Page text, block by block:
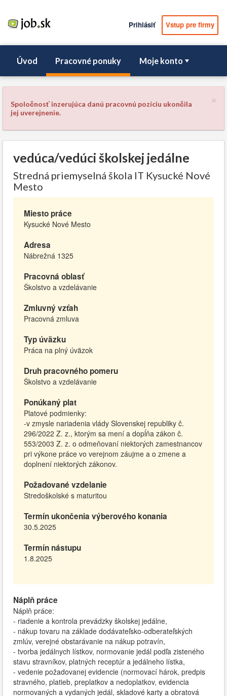
Prihlásiť Vstup pre firmy
Úvod Pracovné ponuky Moje konto
×
Spoločnosť inzerujúca danú pracovnú pozíciu ukončila
jej uverejnenie.
vedúca/vedúci školskej jedálne
Stredná priemyselná škola IT Kysucké Nové
Mesto
Miesto práce
Kysucké Nové Mesto
Adresa
Nábrežná 1325
Pracovná oblasť
Školstvo a vzdelávanie
Zmluvný vzťah
Pracovná zmluva
Typ úväzku
Práca na plný úväzok
Druh pracovného pomeru
Školstvo a vzdelávanie
Ponúkaný plat
Platové podmienky:
-v zmysle nariadenia vlády Slovenskej republiky č.
296/2022 Z. z., ktorým sa mení a dopĺňa zákon č.
553/2003 Z. z. o odmeňovaní niektorých zamestnancov
pri výkone práce vo verejnom záujme a o zmene a
doplnení niektorých zákonov.
Požadované vzdelanie
Stredoškolské s maturitou
Termín ukončenia výberového konania
30.5.2025
Termín nástupu
1.8.2025
Náplň práce
Náplň práce:
- riadenie a kontrola prevádzky školskej jedálne,
- nákup tovaru na základe dodávateľsko-odberateľských
zmlúv, verejné obstarávanie na nákup potravín,
- tvorba jedálnych lístkov, normovanie jedál podľa zisteného
stavu stravníkov, platných receptúr a jedálneho lístka,
- vedenie požadovanej evidencie (normovací hárok, predpis
stravného, platieb, preplatkov a nedoplatkov, evidencia
normovaných a vydaných jedál, skladové karty a obratová